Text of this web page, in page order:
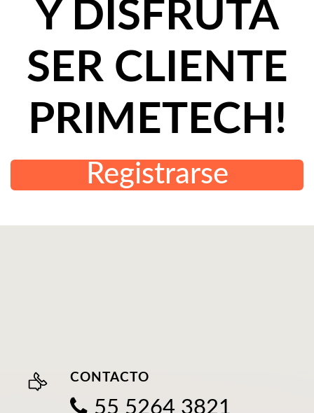
Y DISFRUTA
SER CLIENTE
PRIMETECH!
Registrarse
CONTACTO
55 5264 3821